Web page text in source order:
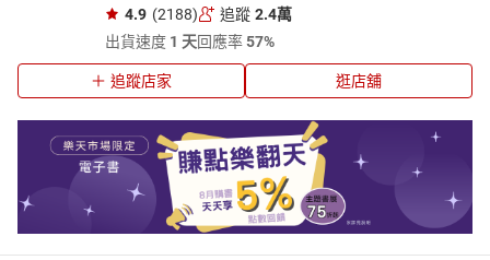
4.9 (2188) 追蹤 2.4萬
出貨速度 1 天回應率57%
追蹤店家 逛店舖